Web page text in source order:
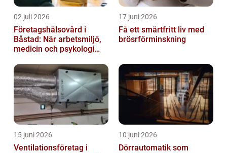
02 juli 2026
Företagshälsovård i
Båstad: När arbetsmiljö,
medicin och psykologi
17 juni 2026
Få ett smärtfritt liv med
brösrförminskning
15 juni 2026
Ventilationsföretag i
10 juni 2026
Dörrautomatik som